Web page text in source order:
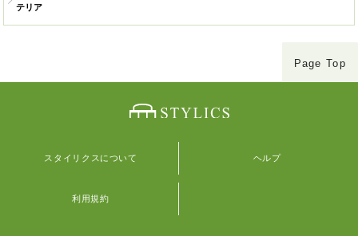
テリア
Page Top
スタイリクスについて ヘルプ
利用規約